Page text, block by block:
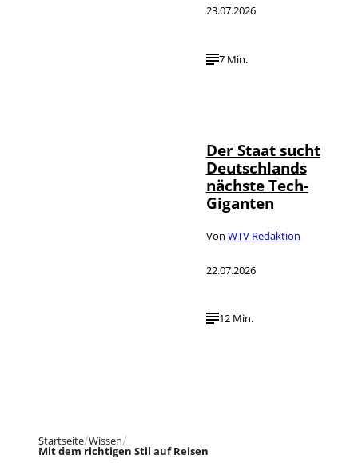
23.07.2026
7 Min.
Der Staat sucht
Deutschlands
nächste Tech-
Giganten
Von WTV Redaktion
22.07.2026
12 Min.
Startseite Wissen
Mit dem richtigen Stil auf Reisen